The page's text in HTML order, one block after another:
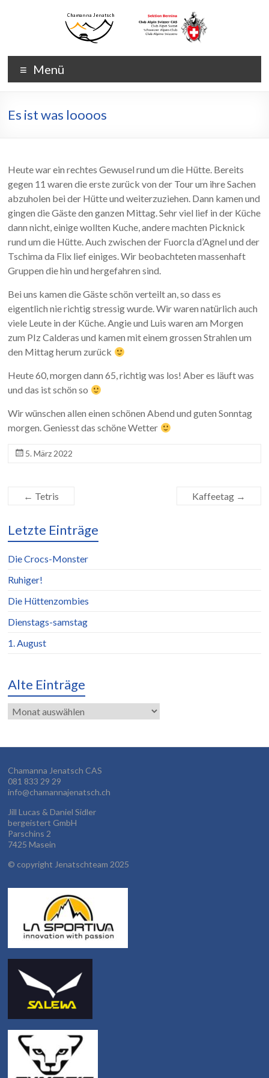
Chamanna
Jenatsch
Chamanna
Jenatsch
CAS
Menü
Es ist was loooos
Heute war ein rechtes Gewusel rund um die Hütte. Bereits
gegen 11 waren die erste zurück von der Tour um ihre Sachen
abzuholen bei der Hütte und weiterzuziehen. Dann kamen und
gingen die Gäste den ganzen Mittag. Sehr viel lief in der Küche
dann nicht, einige wollten Kuche, andere machten Picknick
rund um die Hütte. Auch zwischen der Fuorcla d’Agnel und der
Tschima da Flix lief einiges. Wir beobachteten massenhaft
Gruppen die hin und hergefahren sind.
Bei uns kamen die Gäste schön verteilt an, so dass es
eigentlich nie richtig stressig wurde. Wir waren natürlich auch
viele Leute in der Küche. Angie und Luis waren am Morgen
zum PIz Calderas und kamen mit einem grossen Strahlen um
den Mittag herum zurück
Heute 60, morgen dann 65, richtig was los! Aber es läuft was
und das ist schön so
Wir wünschen allen einen schönen Abend und guten Sonntag
morgen. Geniesst das schöne Wetter
5. März 2022
← Tetris Kaffeetag →
Letzte Einträge
Die Crocs-Monster
Ruhiger!
Die Hüttenzombies
Dienstags-samstag
1. August
Alte Einträge
Alte
Einträge
Chamanna Jenatsch CAS
081 833 29 29
info@chamannajenatsch.ch
Jill Lucas & Daniel Sidler
bergeistert GmbH
Parschins 2
7425 Masein
© copyright Jenatschteam 2025